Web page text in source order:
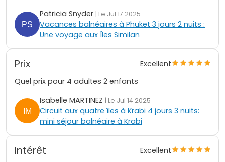
Patricia Snyder | Le Jul 17 2025
Vacances balnéaires à Phuket 3 jours 2 nuits :
Une voyage aux Îles Similan
Prix
Excellent
Quel prix pour 4 adultes 2 enfants
Isabelle MARTINEZ | Le Jul 14 2025
Circuit aux quatre îles à Krabi 4 jours 3 nuits:
mini séjour balnéaire à Krabi
Intérêt
Excellent